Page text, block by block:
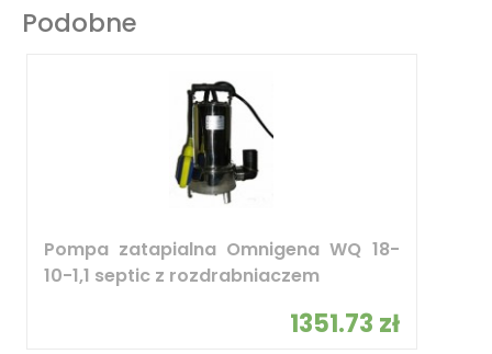
Podobne
Pompa zatapialna Omnigena WQ 18-
10-1,1 septic z rozdrabniaczem
1351.73 zł